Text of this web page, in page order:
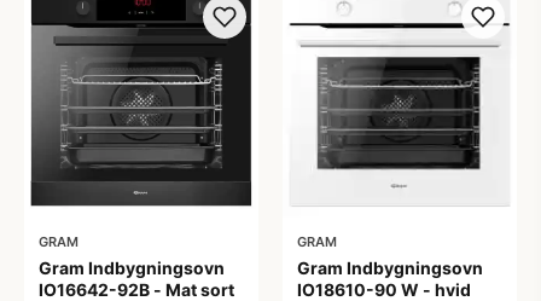
GRAM
Gram Indbygningsovn
IO16642-92B - Mat sort
GRAM
Gram Indbygningsovn
IO18610-90 W - hvid